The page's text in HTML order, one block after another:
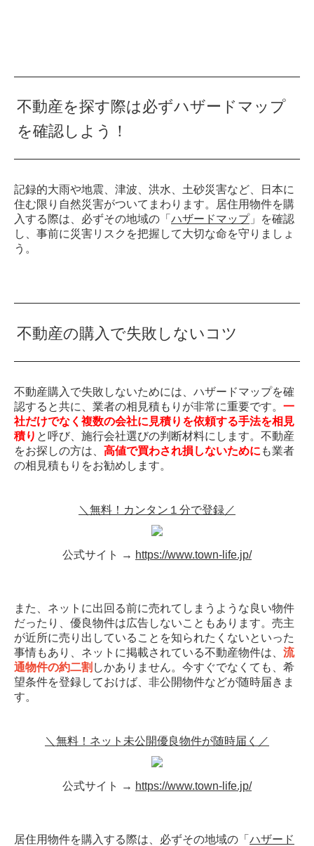
不動産を探す際は必ずハザードマップ
を確認しよう！
記録的大雨や地震、津波、洪水、土砂災害など、日本に
住む限り自然災害がついてまわります。居住用物件を購
入する際は、必ずその地域の「 ハザードマップ」を確認
し、事前に災害リスクを把握して大切な命を守りましょ
う。
不動産の購入で失敗しないコツ
不動産購入で失敗しないためには、ハザードマップを確
認すると共に、業者の相見積もりが非常に重要です。 一
社だけでなく複数の会社に見積りを依頼する手法を相見
積り と呼び、施行会社選びの判断材料にします。不動産
をお探しの方は、 高値で買わされ損しないために も業者
の相見積もりをお勧めします。
＼無料！カンタン１分で登録／
公式サイト → https://www.town-life.jp/
また、ネットに出回る前に売れてしまうような良い物件
だったり、優良物件は広告しないこともあります。売主
が近所に売り出していることを知られたくないといった
事情もあり、ネットに掲載されている不動産物件は、 流
通物件の約二割 しかありません。今すぐでなくても、希
望条件を登録しておけば、非公開物件などが随時届きま
す。
＼無料！ネット未公開優良物件が随時届く／
公式サイト → https://www.town-life.jp/
居住用物件を購入する際は、必ずその地域の「 ハザード